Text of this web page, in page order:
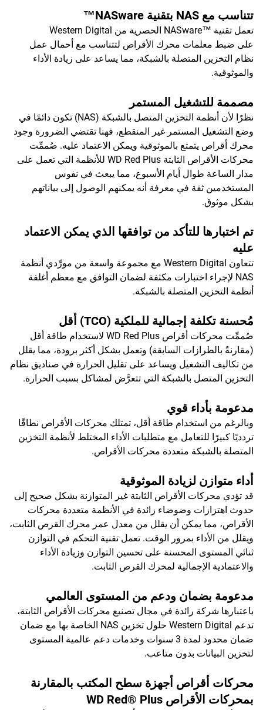
تتناسب مع NAS بتقنية NASware™
تعمل تقنية NASware™‎ الحصرية من Western Digital
على ضبط معلمات محرك الأقراص لتتناسب مع أحمال عمل
نظام التخزين المتصلة بالشبكة، مما يساعد على زيادة الأداء
والموثوقية.
مصممة للتشغيل المستمر
نظرًا لأن أنظمة التخزين المتصل بالشبكة (NAS) تكون دائمًا في
وضع التشغيل المستمر غير المنقطع، فهنا تقتضي الضرورة وجود
محرك أقراص يتمتع بالموثوقية ويمكن الاعتماد عليه. صُممِّت
محركات الأقراص الثابتة WD Red Plus للأنظمة التي تعمل على
مدار الساعة طوال أيام الأسبوع، مما يبعث في نفوس
المستخدمين ثقة في معرفة أنه يمكنهم الوصول إلى بياناتهم
بشكل موثوق.
تم اختبارها للتأكد من توافقها الذي يمكن الاعتماد
عليه
تتعاون Western Digital مع مجموعة واسعة من مورِّدي أنظمة
NAS لإجراء اختبارات مكثفة لضمان التوافق مع معظم أغلفة
أنظمة التخزين المتصلة بالشبكة.
مُحسنة تكلفة إجمالية للملكية (TCO) أقل
صُممِّت محركات أقراص WD Red Plus لاستخدام طاقة أقل
(مقارنةً بالطرازات السابقة) وتعمل بشكل أكثر برودة، مما يقلل
من تكاليف التشغيل ويساعد على تقليل الحرارة في صناديق نظام
التخزين المتصل بالشبكة التي تتعرَّض لمشاكل بسبب الحرارة.
مدعومة بأداء قوي
وبالرغم من استخدام طاقة أقل، تمتلك محركات الأقراص نطاقًا
تردديًا كبيرًا للتعامل مع متطلبات الأداء المختلط لأنظمة التخزين
المتصلة بالشبكة متعددة محركات الأقراص.
أداء متوازن لزيادة الموثوقية
قد تؤدي محركات الأقراص الثابتة غير المتوازنة بشكل صحيح إلى
حدوث اهتزازات وضوضاء زائدة في الأنظمة متعددة محركات
الأقراص، مما يمكن أن يقلل من معدل عمر محرك القرص الثابت،
ويقلل من الأداء بمرور الوقت. تعمل تقنية التحكم في التوازن
ثنائي المستوى المحسنة على تحسين التوازن وزيادة الأداء
والاعتمادية الإجمالية لمحرك القرص الثابت.
مدعومة بضمان ودعم من المستوى العالمي
باعتبارها شركة رائدة في مجال تصنيع محركات الأقراص الثابتة،
تدعم Western Digital حلول تخزين NAS الخاصة بها مع ضمان
ضمان محدود لمدة 3 سنوات وخدمات دعم عالمية المستوى
لتخزين البيانات بدون متاعب.
محركات أقراص أجهزة سطح المكتب بالمقارنة
بمحركات الأقراص WD Red® Plus